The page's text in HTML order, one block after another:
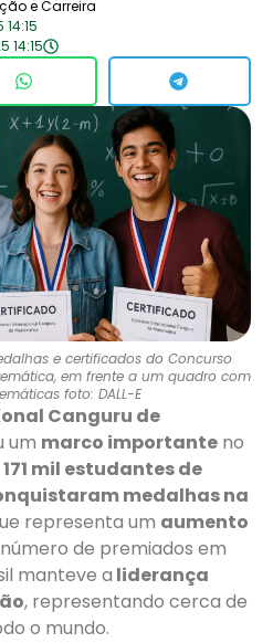
e Carreira
14:15
e certificados do Concurso
em frente a um quadro com
foto: DALL-E
Canguru de
um marco importante no
171 mil estudantes de
medalhas na
representa um aumento
de premiados em
manteve a liderança
, representando cerca de
o mundo.